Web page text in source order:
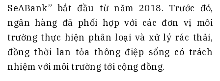
SeABank” bắt đầu từ năm 2018. Trước đó,
ngân hàng đã phối hợp với các đơn vị môi
trường thực hiện phân loại và xử lý rác thải,
đồng thời lan tỏa thông điệp sống có trách
nhiệm với môi trường tới cộng đồng.